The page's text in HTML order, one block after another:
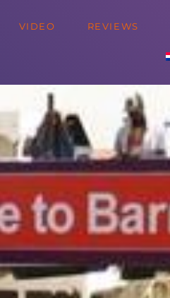
VIDEO REVIEWS